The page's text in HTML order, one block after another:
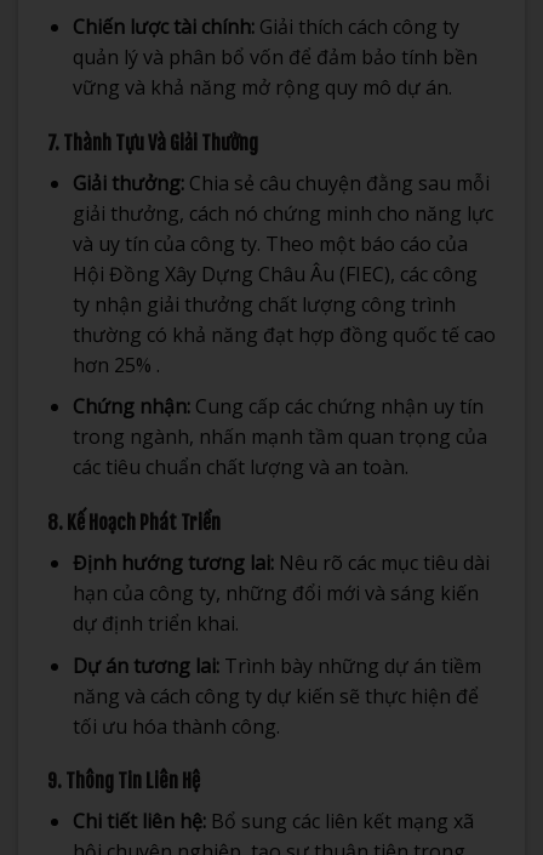
Chiến lược tài chính:Giải thích cách công ty
quản lý và phân bổ vốn để đảm bảo tính bền
vững và khả năng mở rộng quy mô dự án.
7. Thành Tựu Và Giải Thưởng
Giải thưởng:Chia sẻ câu chuyện đằng sau mỗi
giải thưởng, cách nó chứng minh cho năng lực
và uy tín của công ty. Theo một báo cáo của
Hội Đồng Xây Dựng Châu Âu (FIEC), các công
ty nhận giải thưởng chất lượng công trình
thường có khả năng đạt hợp đồng quốc tế cao
hơn 25% .
Chứng nhận:Cung cấp các chứng nhận uy tín
trong ngành, nhấn mạnh tầm quan trọng của
các tiêu chuẩn chất lượng và an toàn.
8. Kế Hoạch Phát Triển
Định hướng tương lai:Nêu rõ các mục tiêu dài
hạn của công ty, những đổi mới và sáng kiến
dự định triển khai.
Dự án tương lai:Trình bày những dự án tiềm
năng và cách công ty dự kiến sẽ thực hiện để
tối ưu hóa thành công.
9. Thông Tin Liên Hệ
Chi tiết liên hệ:Bổ sung các liên kết mạng xã